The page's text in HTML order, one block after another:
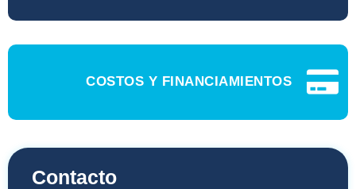
COSTOS Y FINANCIAMIENTOS
Contacto